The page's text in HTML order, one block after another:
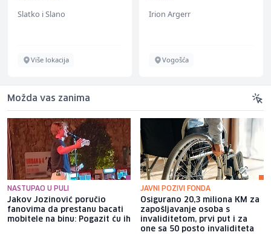
Slatko i Slano
Više lokacija
Irion Argerr
Vogošća
Možda vas zanima
NASTUPAO U PULI
Jakov Jozinović poručio
fanovima da prestanu bacati
mobitele na binu: Pogazit ću ih
JAVNI POZIVI FONDA
Osigurano 20,3 miliona KM za
zapošljavanje osoba s
invaliditetom, prvi put i za
one sa 50 posto invaliditeta